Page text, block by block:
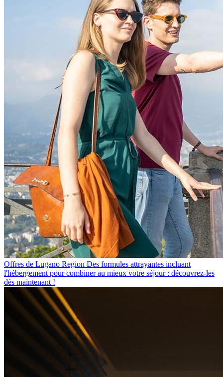
Offres de Lugano Region Des formules attrayantes incluant
l'hébergement pour combiner au mieux votre séjour : découvrez-les
dès maintenant !